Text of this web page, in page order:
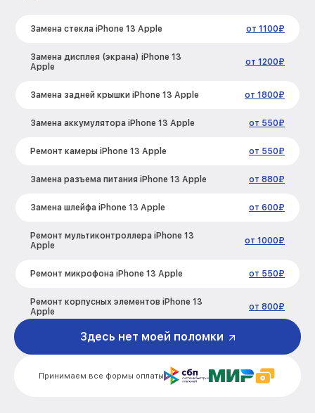
Замена стекла iPhone 13 Apple от 1100₽
Замена дисплея (экрана) iPhone 13
Apple
от 1200₽
Замена задней крышки iPhone 13 Apple от 1800₽
Замена аккумулятора iPhone 13 Apple от 550₽
Ремонт камеры iPhone 13 Apple от 550₽
Замена разъема питания iPhone 13 Apple от 880₽
Замена шлейфа iPhone 13 Apple от 600₽
Ремонт мультиконтроллера iPhone 13
Apple
от 1000₽
Ремонт микрофона iPhone 13 Apple от 550₽
Ремонт корпусных элементов iPhone 13
Apple
от 800₽
Ремонт сим лотка iPhone 13 Apple
Ремонт GPS-модуля iPhone 13 Apple от 500₽
Принимаем все формы оплаты
Здесь нет моей поломки